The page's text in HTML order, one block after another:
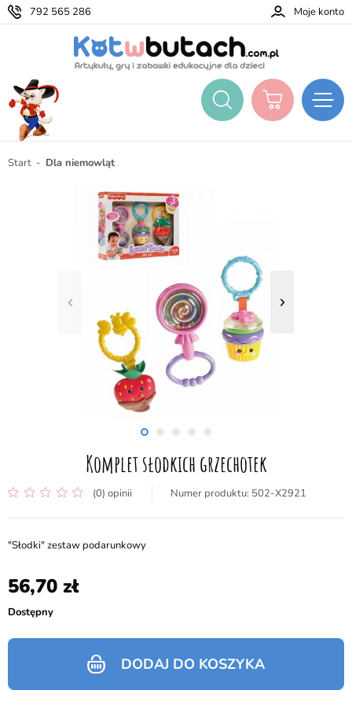
792 565 286 Moje konto
Start Dla niemowląt
Komplet słodkich grzechotek
(0) opinii 502-X2921
"Słodki" zestaw podarunkowy
56,70
Dostępny
DODAJ DO KOSZYKA